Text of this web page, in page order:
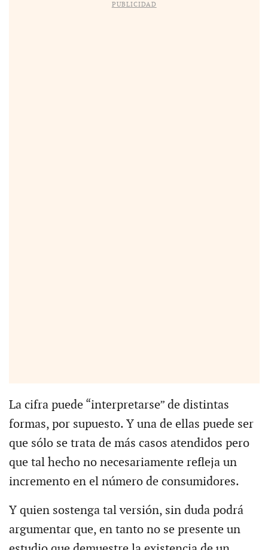
PUBLICIDAD
La cifra puede “interpretarse” de distintas
formas, por supuesto. Y una de ellas puede ser
que sólo se trata de más casos atendidos pero
que tal hecho no necesariamente refleja un
incremento en el número de consumidores.
Y quien sostenga tal versión, sin duda podrá
argumentar que, en tanto no se presente un